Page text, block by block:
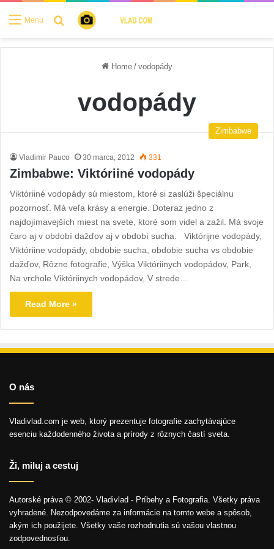
Menu Search for
Home / vodopády
vodopády
Zimbabwe
Vladimir Pauco 30 marca, 2012 331
Zimbabwe: Viktóriiné vodopády
Viktóriiné vodopády sú miestom, ktoré si zaslúži špeciálnu
pozornosť. Má veľa krásy a energie. Doteraz jedno z
najdojímavejších miest na svete, ktoré som videl a zažil. Má svoje
čaro aj v období dažďov aj v období sucha. Viktórijne vodopády,
Viktóriine vodopády, obdobie sucha, obdobie sucha vs obdobie
dažďov, Rôzne fotografie, Výška Viktóriinych vodopádov, Park,
Na vrchole Viktóriinych vodopádov, V strede…
Read More »
O nás
Vladivlad.com je web, ktorý prezentuje fotografie zachytávajúce
esenciu každodenného života a prírody z rôznych častí sveta.
Ži, miluj a cestuj
Autorské práva © 2002- Vladivlad - Príbehy a Fotografia. Všetky práva
vyhradené. Nezodpovedáme za informácie na tomto webe a spôsob,
akým ich použijete. Všetky vaše rozhodnutia sú vašou vlastnou
zodpovednosťou.